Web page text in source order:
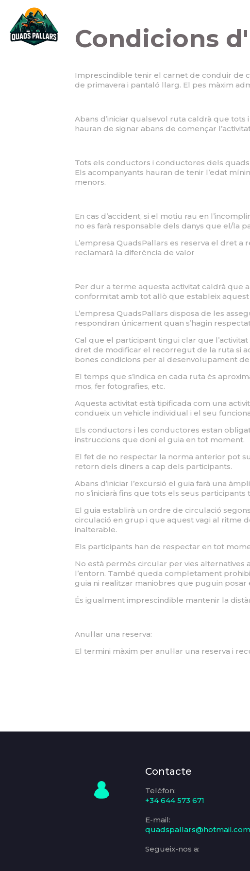
Condicions
Imprescindible tenir el carnet de conduir de
de primavera i pantaló llarg. El pes màxim
Abans d’iniciar qualsevol ruta caldrà que
hauran de signar abans de començar
Tots els conductors i conductores dels
Els acompanyants hauran de tenir l’edat
menors.
En cas d’accident, si el motiu rau en
no es farà responsable dels danys que el/la
L’empresa QuadsPallars es reserva el dret a
reclamarà la diferència de valor
Per dur a terme aquesta activitat caldrà que
conformitat amb tot allò que estableix
L’empresa QuadsPallars disposa de les
respondran únicament quan s’hagin
Cal que el participant tingui clar que l’activitat
dret de modificar el recorregut de la ruta si
bones condicions per al desenvolupament de
El temps que s’indica en cada ruta és
mos, fer fotografies, etc.
Aquesta activitat està tipificada com una
condueix un vehicle individual i el seu
Els conductors i les conductores estan
instruccions que doni el guia en tot moment.
El fet de no respectar la norma anterior pot
retorn dels diners a cap dels participants.
Abans d’iniciar l’excursió el guia farà una
no s’iniciarà fins que tots els seus
El guia establirà un ordre de circulació
circulació en grup i que aquest vagi al ritme
inalterable.
Els participants han de respectar en tot
No està permès circular per vies alternatives
l’entorn. També queda completament
guia ni realitzar maniobres que puguin posar
És igualment imprescindible mantenir la
Anul·lar una reserva:
El termini màxim per anul·lar una reserva i
Contacte
Teléfon:
+34 644 573 671
E-mail:
quadspallars@hotmail.com
Segueix-nos a: